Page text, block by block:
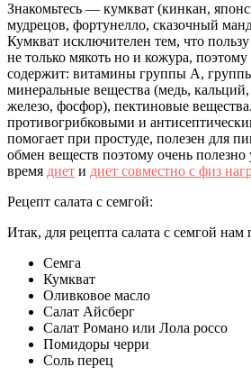
Знакомьтесь — кумкват (кинкан,
мудрецов, фортунелло, сказочный
Кумкват исключителен тем, что
не только мякоть но и кожура,
содержит: витамины группы A,
минеральные вещества (медь,
железо, фосфор), пектиновые
противогрибковыми и
помогает при простуде, полезен для
обмен веществ поэтому очень полезно
время диет и диет совместно с физ
Рецепт салата с семгой:
Итак, для рецепта салата с семгой нам
Семга
Кумкват
Оливковое масло
Салат Айсберг
Салат Романо или Лола россо
Помидоры черри
Соль перец